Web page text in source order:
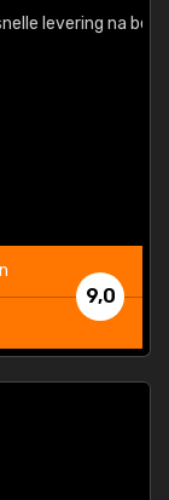
na bestelling"
9,0